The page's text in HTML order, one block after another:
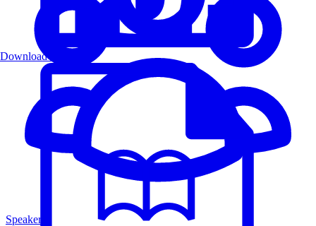
Speakers
Download PDF